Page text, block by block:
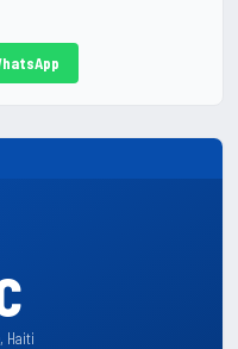
Haiti